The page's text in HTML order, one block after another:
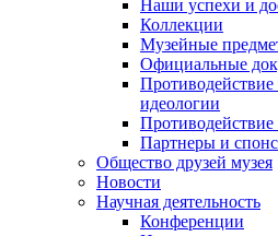
Наши успехи и
Коллекции
Музейные
Официальные
Противодействие
идеологии
Партнеры и
Общество друзей музея
Новости
Научная деятельность
Конференции